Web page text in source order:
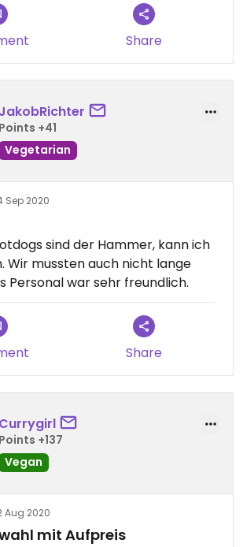
Share
JakobRichter
Points +41
Vegetarian
Sep 2020
sind der Hammer, kann ich
Wir mussten auch nicht lange
Personal war sehr freundlich.
Share
Currygirl
Points +137
Vegan
Aug 2020
mit Aufpreis